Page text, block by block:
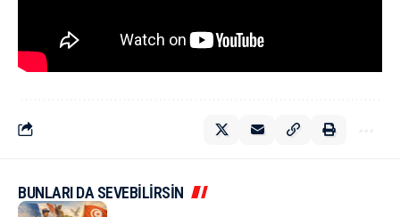
BUNLARI DA SEVEBİLİRSİN
KÜLTÜR